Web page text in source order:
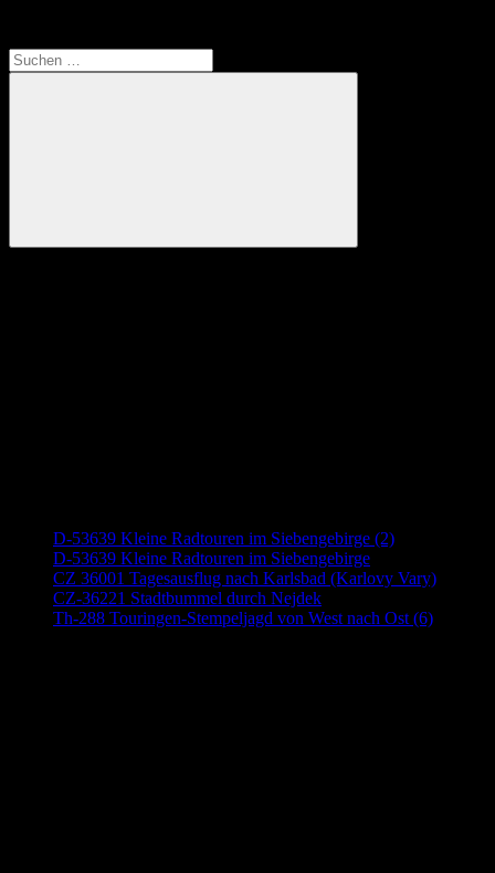
Suchen
nach:
Suchen
D-53639 Kleine Radtouren im Siebengebirge (2)
D-53639 Kleine Radtouren im Siebengebirge
CZ 36001 Tagesausflug nach Karlsbad (Karlovy Vary)
CZ-36221 Stadtbummel durch Nejdek
Th-288 Touringen-Stempeljagd von West nach Ost (6)